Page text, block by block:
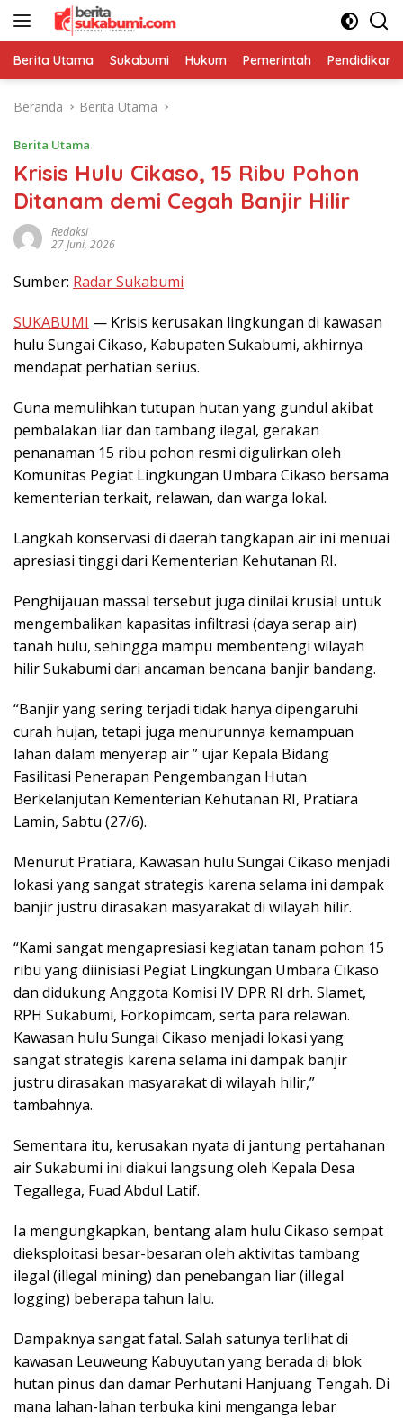
Langsung
Berita Utama Sukabumi Hukum Pemerintah Pendidikan
Beranda Berita Utama
Berita Utama
Krisis Hulu Cikaso, 15 Ribu Pohon
Ditanam demi Cegah Banjir Hilir
Redaksi
27 Juni, 2026
Sumber: Radar Sukabumi
SUKABUMI — Krisis kerusakan lingkungan di kawasan
hulu Sungai Cikaso, Kabupaten Sukabumi, akhirnya
mendapat perhatian serius.
Guna memulihkan tutupan hutan yang gundul akibat
pembalakan liar dan tambang ilegal, gerakan
penanaman 15 ribu pohon resmi digulirkan oleh
Komunitas Pegiat Lingkungan Umbara Cikaso bersama
kementerian terkait, relawan, dan warga lokal.
Langkah konservasi di daerah tangkapan air ini menuai
apresiasi tinggi dari Kementerian Kehutanan RI.
Penghijauan massal tersebut juga dinilai krusial untuk
mengembalikan kapasitas infiltrasi (daya serap air)
tanah hulu, sehingga mampu membentengi wilayah
hilir Sukabumi dari ancaman bencana banjir bandang.
“Banjir yang sering terjadi tidak hanya dipengaruhi
curah hujan, tetapi juga menurunnya kemampuan
lahan dalam menyerap air ” ujar Kepala Bidang
Fasilitasi Penerapan Pengembangan Hutan
Berkelanjutan Kementerian Kehutanan RI, Pratiara
Lamin, Sabtu (27/6).
Menurut Pratiara, Kawasan hulu Sungai Cikaso menjadi
lokasi yang sangat strategis karena selama ini dampak
banjir justru dirasakan masyarakat di wilayah hilir.
“Kami sangat mengapresiasi kegiatan tanam pohon 15
ribu yang diinisiasi Pegiat Lingkungan Umbara Cikaso
dan didukung Anggota Komisi IV DPR RI drh. Slamet,
RPH Sukabumi, Forkopimcam, serta para relawan.
Kawasan hulu Sungai Cikaso menjadi lokasi yang
sangat strategis karena selama ini dampak banjir
justru dirasakan masyarakat di wilayah hilir,”
tambahnya.
Sementara itu, kerusakan nyata di jantung pertahanan
air Sukabumi ini diakui langsung oleh Kepala Desa
Tegallega, Fuad Abdul Latif.
Ia mengungkapkan, bentang alam hulu Cikaso sempat
dieksploitasi besar-besaran oleh aktivitas tambang
ilegal (illegal mining) dan penebangan liar (illegal
logging) beberapa tahun lalu.
Dampaknya sangat fatal. Salah satunya terlihat di
kawasan Leuweung Kabuyutan yang berada di blok
hutan pinus dan damar Perhutani Hanjuang Tengah. Di
mana lahan-lahan terbuka kini menganga lebar